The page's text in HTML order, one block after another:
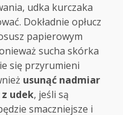
udka kurczaka
Dokładnie opłucz
papierowym
sucha skórka
się przyrumieni
usunąć nadmiar
udek, jeśli są
smaczniejsze i